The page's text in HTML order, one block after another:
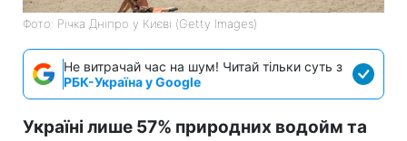
Фото: Річка Дніпро у Києві (Getty Images)
Не витрачай час на шум! Читай тільки суть з
РБК-Україна у Google
Україні лише 57% природних водойм та